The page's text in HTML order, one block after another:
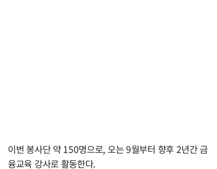
이번 봉사단 약 150명으로, 오는 9월부터 향후 2년간 금
융교육 강사로 활동한다.